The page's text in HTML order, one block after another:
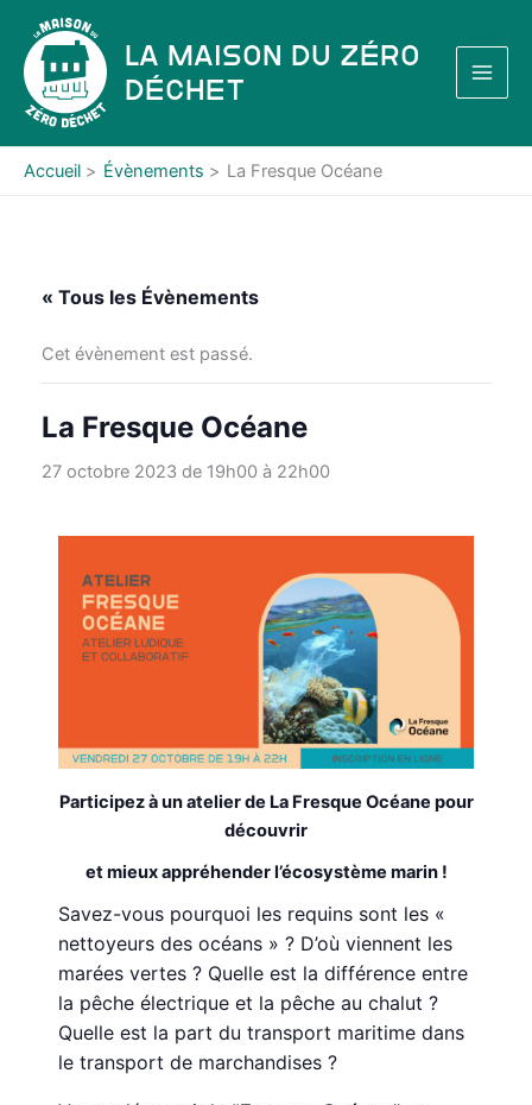
contenu
La Maison du Zéro
Déchet
Accueil Évènements La Fresque Océane
« Tous les Évènements
Cet évènement est passé.
La Fresque Océane
27 octobre 2023 de 19h00à 22h00
Participez à un atelier de La Fresque Océane pour
découvrir
et mieux appréhender l’écosystème marin !
Savez-vous pourquoi les requins sont les «
nettoyeurs des océans » ? D’où viennent les
marées vertes ? Quelle est la différence entre
la pêche électrique et la pêche au chalut ?
Quelle est la part du transport maritime dans
le transport de marchandises ?